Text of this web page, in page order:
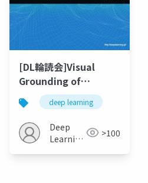
[DL輪読会]Visual
Grounding of
Learned Physical
Models
deep learning
Deep
Learning
>100